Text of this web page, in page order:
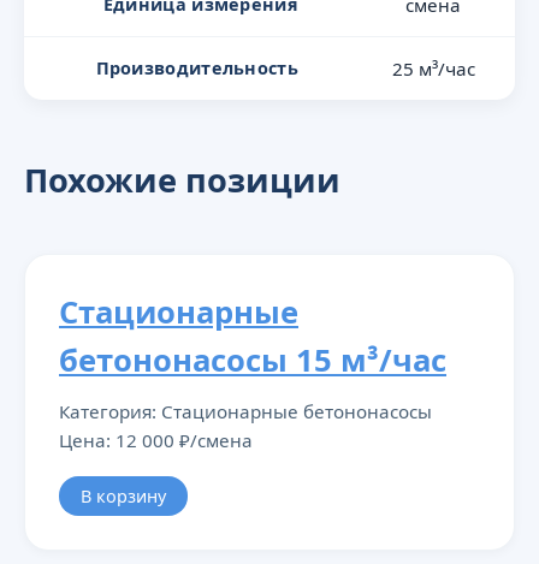
смена
Производительность 25 м³/час
Похожие позиции
Стационарные
бетононасосы 15 м³/час
Категория: Стационарные бетононасосы
Цена: 12 000 ₽/смена
В корзину